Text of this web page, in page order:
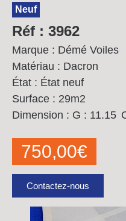
Neuf
Réf : 3962
Marque : Démé Voiles
Matériau : Dacron
État : État neuf
Surface : 29m2
Dimension : G : 11.15
750,00€
Contactez-nous